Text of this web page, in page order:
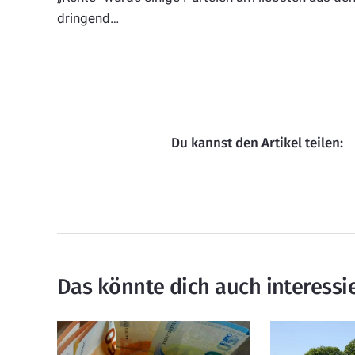
dringend…
Du kannst den Artikel teilen:
Das könnte dich auch